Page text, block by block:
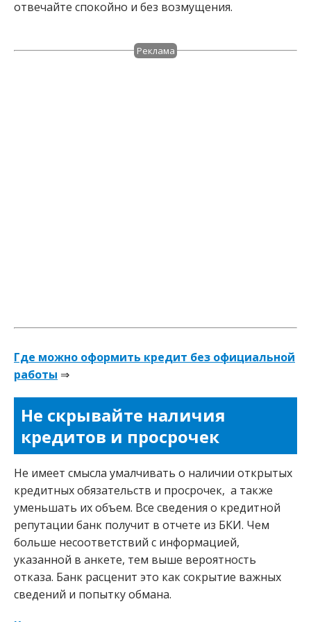
отвечайте спокойно и без возмущения.
Реклама
Где можно оформить кредит без официальной
работы ⇒
Не скрывайте наличия
кредитов и просрочек
Не имеет смысла умалчивать о наличии открытых
кредитных обязательств и просрочек, а также
уменьшать их объем. Все сведения о кредитной
репутации банк получит в отчете из БКИ. Чем
больше несоответствий с информацией,
указанной в анкете, тем выше вероятность
отказа. Банк расценит это как сокрытие важных
сведений и попытку обмана.